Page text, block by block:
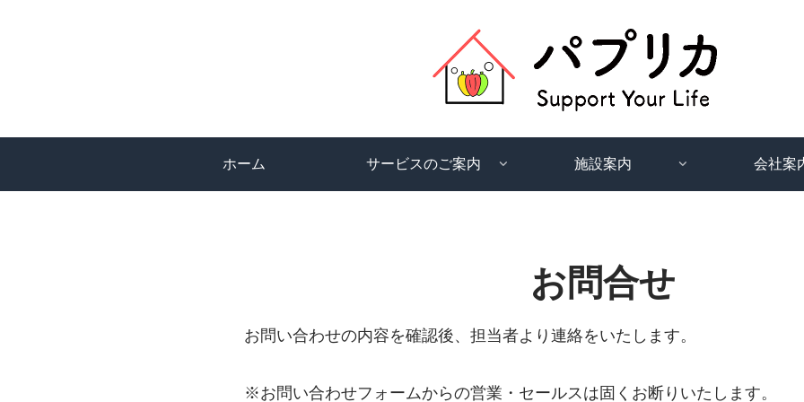
ホーム サービスのご案内 施設案内 会社案
お問合せ
お問い合わせの内容を確認後、担当者より連絡をいたします。
※お問い合わせフォームからの営業・セールスは固くお断りいたします。